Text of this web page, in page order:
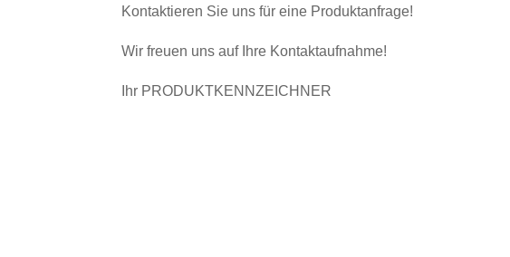
Kontaktieren Sie uns für eine Produktanfrage!
Wir freuen uns auf Ihre Kontaktaufnahme!
Ihr PRODUKTKENNZEICHNER